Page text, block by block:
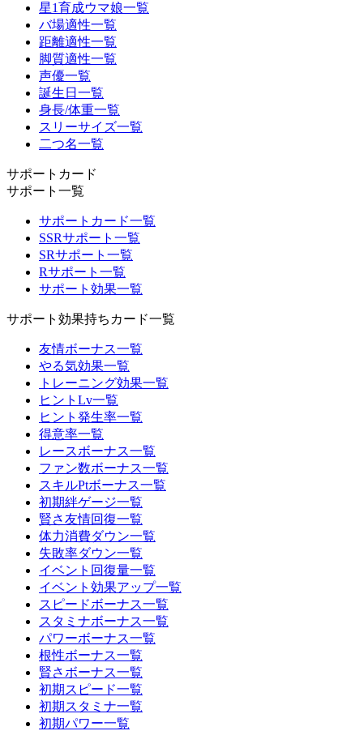
星1育成ウマ娘一覧
バ場適性一覧
距離適性一覧
脚質適性一覧
声優一覧
誕生日一覧
身長/体重一覧
スリーサイズ一覧
二つ名一覧
サポートカード
サポート一覧
サポートカード一覧
SSRサポート一覧
SRサポート一覧
Rサポート一覧
サポート効果一覧
サポート効果持ちカード一覧
友情ボーナス一覧
やる気効果一覧
トレーニング効果一覧
ヒントLv一覧
ヒント発生率一覧
得意率一覧
レースボーナス一覧
ファン数ボーナス一覧
スキルPtボーナス一覧
初期絆ゲージ一覧
賢さ友情回復一覧
体力消費ダウン一覧
失敗率ダウン一覧
イベント回復量一覧
イベント効果アップ一覧
スピードボーナス一覧
スタミナボーナス一覧
パワーボーナス一覧
根性ボーナス一覧
賢さボーナス一覧
初期スピード一覧
初期スタミナ一覧
初期パワー一覧